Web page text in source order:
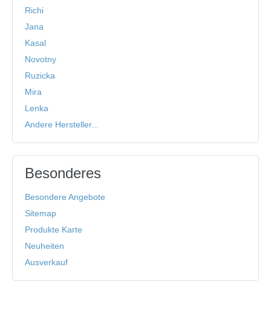
Richi
Jana
Kasal
Novotny
Ruzicka
Mira
Lenka
Andere Hersteller...
Besonderes
Besondere Angebote
Sitemap
Produkte Karte
Neuheiten
Ausverkauf